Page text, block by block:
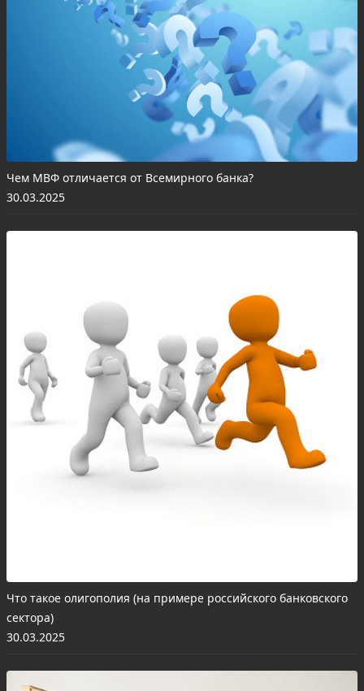
Чем МВФ отличается от Всемирного банка?
30.03.2025
Что такое олигополия (на примере российского банковского
сектора)
30.03.2025